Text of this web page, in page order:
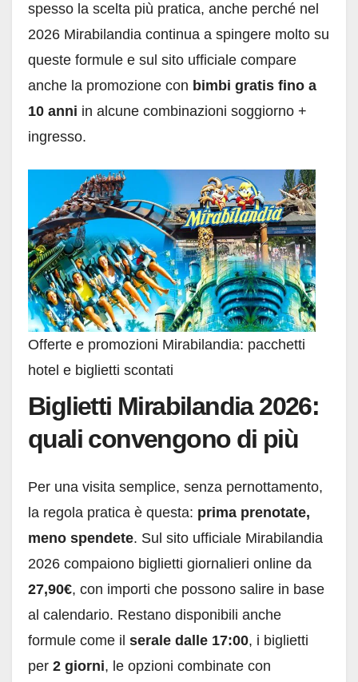
spesso la scelta più pratica, anche perché nel
2026 Mirabilandia continua a spingere molto su
queste formule e sul sito ufficiale compare
anche la promozione con bimbi gratis fino a
10 anni in alcune combinazioni soggiorno +
ingresso.
Offerte e promozioni Mirabilandia: pacchetti
hotel e biglietti scontati
Biglietti Mirabilandia 2026:
quali convengono di più
Per una visita semplice, senza pernottamento,
la regola pratica è questa: prima prenotate,
meno spendete. Sul sito ufficiale Mirabilandia
2026 compaiono biglietti giornalieri online da
27,90€, con importi che possono salire in base
al calendario. Restano disponibili anche
formule come il serale dalle 17:00, i biglietti
per 2 giorni, le opzioni combinate con